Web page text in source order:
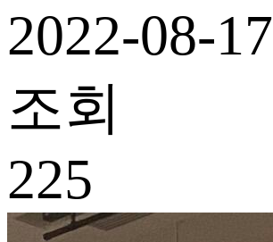
2022-08-17
조회
225